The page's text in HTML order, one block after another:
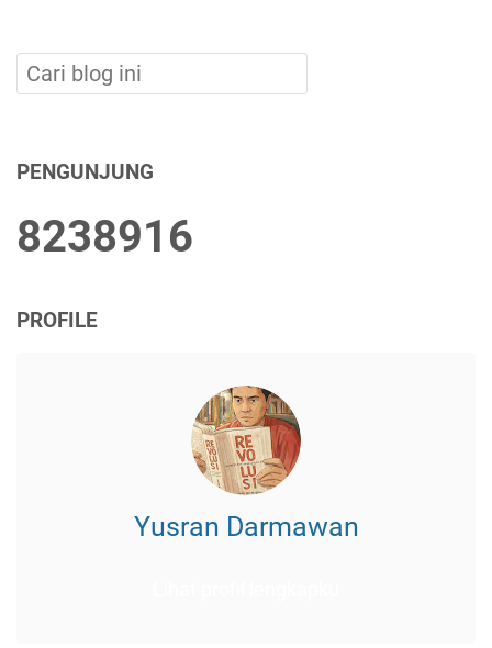
PENGUNJUNG
8238916
PROFILE
Yusran Darmawan